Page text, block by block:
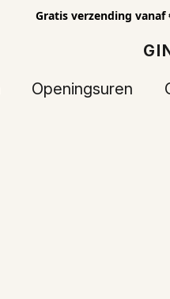
Gratis verzending vanaf
Openingsuren